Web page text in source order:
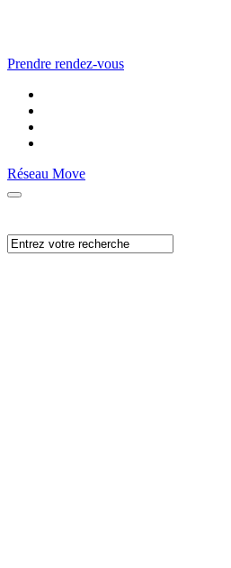
Prendre rendez-vous
Réseau Move